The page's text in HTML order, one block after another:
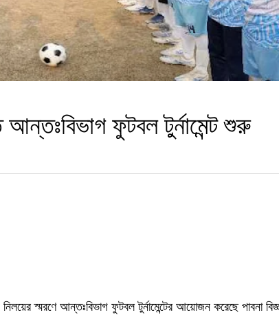
আন্তঃবিভাগ ফুটবল টুর্নামেন্ট শুরু
স্মরণে আন্তঃবিভাগ ফুটবল টুর্নামেন্টের আয়োজন করেছে পাবনা